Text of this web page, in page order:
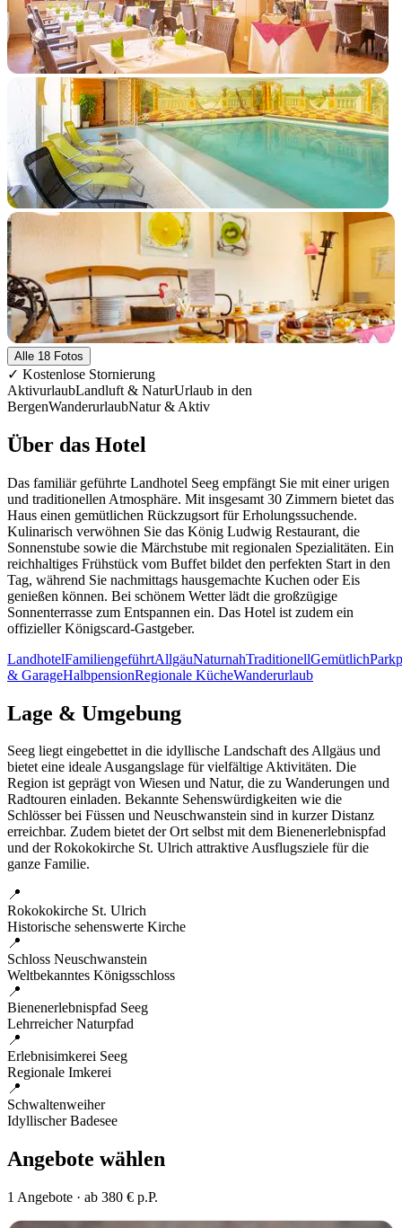
Alle 18 Fotos
✓ Kostenlose Stornierung
AktivurlaubLandluft & NaturUrlaub in den
BergenWanderurlaubNatur & Aktiv
Über das Hotel
Das familiär geführte Landhotel Seeg empfängt Sie mit einer urigen
und traditionellen Atmosphäre. Mit insgesamt 30 Zimmern bietet das
Haus einen gemütlichen Rückzugsort für Erholungssuchende.
Kulinarisch verwöhnen Sie das König Ludwig Restaurant, die
Sonnenstube sowie die Märchstube mit regionalen Spezialitäten. Ein
reichhaltiges Frühstück vom Buffet bildet den perfekten Start in den
Tag, während Sie nachmittags hausgemachte Kuchen oder Eis
genießen können. Bei schönem Wetter lädt die großzügige
Sonnenterrasse zum Entspannen ein. Das Hotel ist zudem ein
offizieller Königscard-Gastgeber.
LandhotelFamiliengeführtAllgäuNaturnahTraditionellGemütlich
& GarageHalbpensionRegionale KücheWanderurlaub
Lage & Umgebung
Seeg liegt eingebettet in die idyllische Landschaft des Allgäus und
bietet eine ideale Ausgangslage für vielfältige Aktivitäten. Die
Region ist geprägt von Wiesen und Natur, die zu Wanderungen und
Radtouren einladen. Bekannte Sehenswürdigkeiten wie die
Schlösser bei Füssen und Neuschwanstein sind in kurzer Distanz
erreichbar. Zudem bietet der Ort selbst mit dem Bienenerlebnispfad
und der Rokokokirche St. Ulrich attraktive Ausflugsziele für die
ganze Familie.
📍
Rokokokirche St. Ulrich
Historische sehenswerte Kirche
📍
Schloss Neuschwanstein
Weltbekanntes Königsschloss
📍
Bienenerlebnispfad Seeg
Lehrreicher Naturpfad
📍
Erlebnisimkerei Seeg
Regionale Imkerei
📍
Schwaltenweiher
Idyllischer Badesee
Angebote wählen
1 Angebote · ab 380 € p.P.